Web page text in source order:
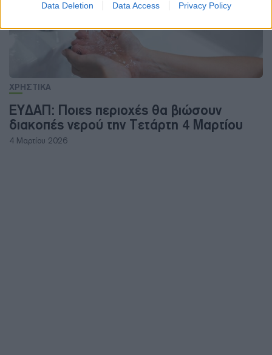
Data Deletion Data Access Privacy Policy
ΧΡΗΣΤΙΚΑ
ΕΥΔΑΠ: Ποιες περιοχές θα βιώσουν
διακοπές νερού την Τετάρτη 4 Μαρτίου
4 Μαρτίου 2026